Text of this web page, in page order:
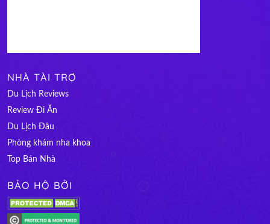
NHÀ TÀI TRỢ
Du Lịch Reviews
Review Đi Ăn
Du Lịch Đâu
Phòng khám nha khoa
Top Bán Nhà
BẢO HỘ BỞI